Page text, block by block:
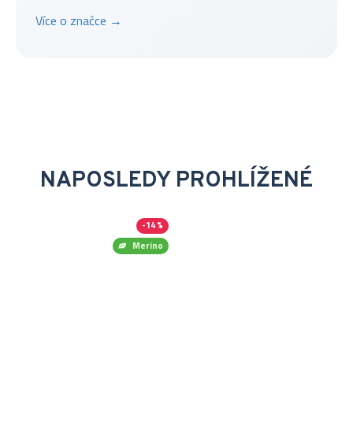
Více o značce →
NAPOSLEDY PROHLÍŽENÉ
Merino
-14 %